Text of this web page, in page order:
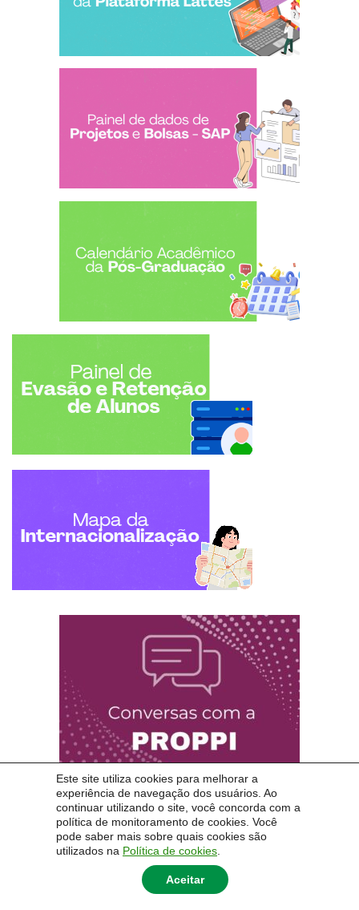
Este site utiliza cookies para melhorar a
experiência de navegação dos usuários. Ao
continuar utilizando o site, você concorda com a
política de monitoramento de cookies. Você
pode saber mais sobre quais cookies são
utilizados na Política de cookies
Aceitar